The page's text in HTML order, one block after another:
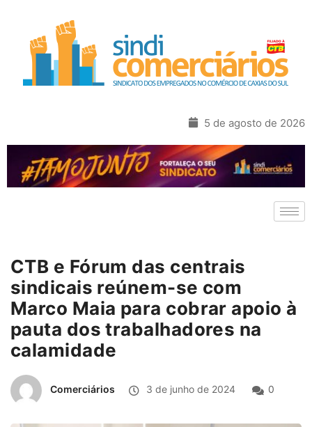
5 de agosto de 2026
CTB e Fórum das centrais
sindicais reúnem-se com
Marco Maia para cobrar apoio à
pauta dos trabalhadores na
calamidade
Comerciários 3 de junho de 2024 0